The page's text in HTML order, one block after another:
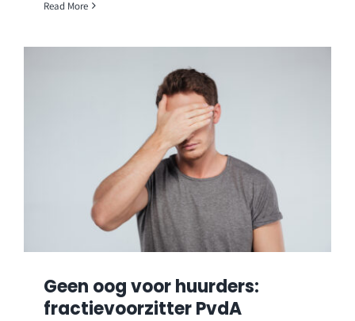
Read More
Geen oog voor huurders:
fractievoorzitter PvdA